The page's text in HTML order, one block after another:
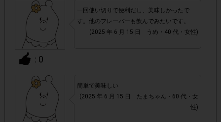
・今回の対象商品は
「ブレンディ®」ポーション 濃縮コ
ーヒー無糖・濃縮コーヒー甘さひかえめ・キャラメルカ
フェオレベース・紅茶・抹茶オレベース・甘熟苺オレベ
ース・フルーツティー3種の果物ミックス・アップルテ
ィー です。全8種類のうち、どの種類をご購入いただいても
ポイントは一律です。
・店舗によって取扱いのない場合があります。予めご了承く
ださい。
: 0
一回使い切りで便利だし、美味しかったで
す。他のフレーバーも飲んでみたいです。
(2025 年 6 月 15 日 うめ・40 代・女性)
簡単で美味しい
(2025 年 6 月 15 日 たまちゃん・60 代・女
性)